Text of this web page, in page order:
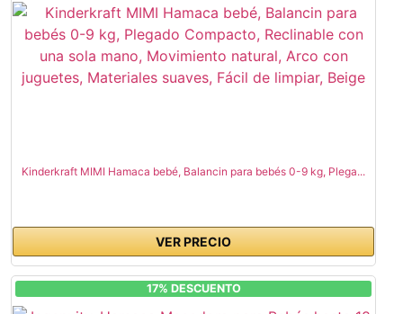
Kinderkraft MIMI Hamaca bebé, Balancin para bebés 0-9 kg, Plega...
VER PRECIO
17% DESCUENTO